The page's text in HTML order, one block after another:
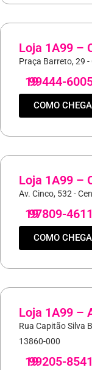
Loja 1A99 –
Praça Barreto, 29
19
99444-
COMO
Loja 1A99 –
Av. Cinco, 532 -
19
97809-4611
COMO
Loja 1A99 –
Rua Capitão Silva
13860-000
19
99205-8541